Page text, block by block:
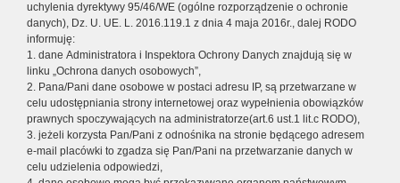
uchylenia dyrektywy 95/46/WE (ogólne rozporządzenie o ochronie
danych), Dz. U. UE. L. 2016.119.1 z dnia 4 maja 2016r., dalej RODO
informuję:
1. dane Administratora i Inspektora Ochrony Danych znajdują się w
linku „Ochrona danych osobowych”,
2. Pana/Pani dane osobowe w postaci adresu IP, są przetwarzane w
celu udostępniania strony internetowej oraz wypełnienia obowiązków
prawnych spoczywających na administratorze(art.6 ust.1 lit.c RODO),
3. jeżeli korzysta Pan/Pani z odnośnika na stronie będącego adresem
e-mail placówki to zgadza się Pan/Pani na przetwarzanie danych w
celu udzielenia odpowiedzi,